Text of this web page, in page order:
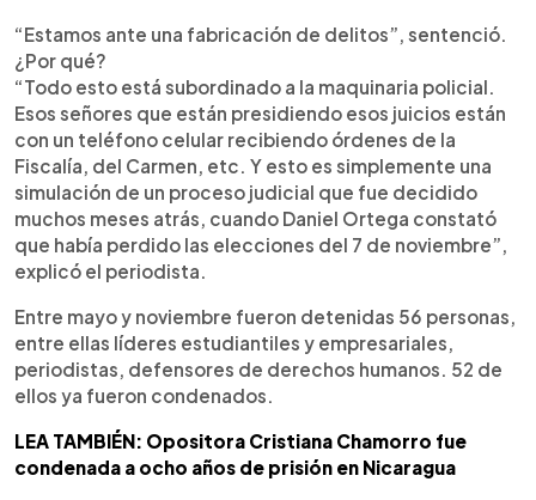
“Estamos ante una fabricación de delitos”, sentenció.
¿Por qué?
“Todo esto está subordinado a la maquinaria policial.
Esos señores que están presidiendo esos juicios están
con un teléfono celular recibiendo órdenes de la
Fiscalía, del Carmen, etc. Y esto es simplemente una
simulación de un proceso judicial que fue decidido
muchos meses atrás, cuando Daniel Ortega constató
que había perdido las elecciones del 7 de noviembre”,
explicó el periodista.
Entre mayo y noviembre fueron detenidas 56 personas,
entre ellas líderes estudiantiles y empresariales,
periodistas, defensores de derechos humanos. 52 de
ellos ya fueron condenados.
LEA TAMBIÉN: Opositora Cristiana Chamorro fue
condenada a ocho años de prisión en Nicaragua